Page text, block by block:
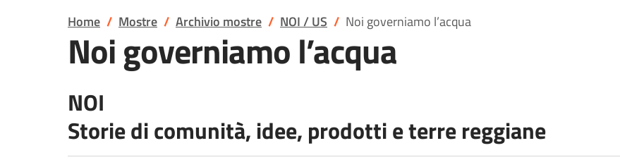
Home Mostre Archivio mostre NOI / US Noi governiamo l’acqua
Noi governiamo l’acqua
NOI
Storie di comunità, idee, prodotti e terre reggiane